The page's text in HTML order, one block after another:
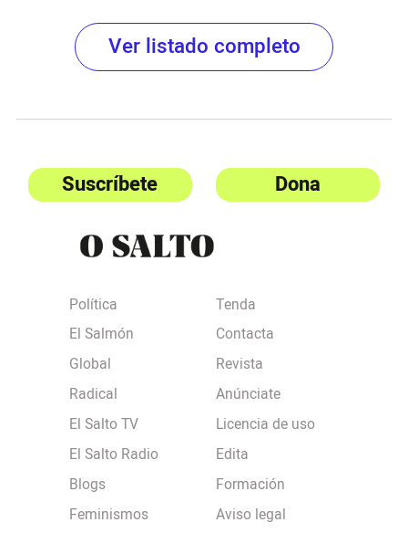
Ver listado completo
Suscríbete Dona
Política
El Salmón
Global
Radical
El Salto TV
El Salto Radio
Blogs
Feminismos
Tenda
Contacta
Revista
Anúnciate
Licencia de uso
Edita
Formación
Aviso legal